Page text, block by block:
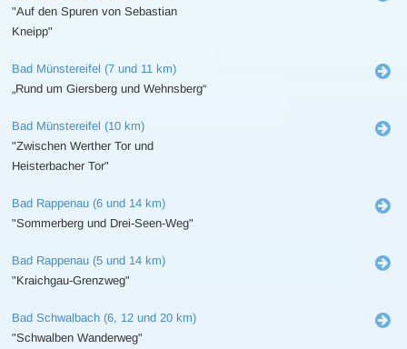
"Auf den Spuren von Sebastian
Kneipp"
Bad Münstereifel (7 und 11 km)
„Rund um Giersberg und Wehnsberg“
Bad Münstereifel (10 km)
"Zwischen Werther Tor und
Heisterbacher Tor"
Bad Rappenau (6 und 14 km)
"Sommerberg und Drei-Seen-Weg"
Bad Rappenau (5 und 14 km)
"Kraichgau-Grenzweg"
Bad Schwalbach (6, 12 und 20 km)
"Schwalben Wanderweg"